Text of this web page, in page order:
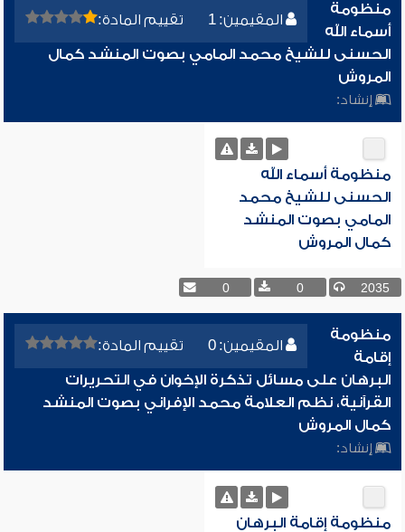
المقيمين: 1 تقييم المادة:
منظومة
أسماء الله
الحسنى للشيخ محمد المامي بصوت المنشد كمال
المروش
إنشاد:
منظومة أسماء الله
الحسنى للشيخ محمد
المامي بصوت المنشد
كمال المروش
2035
0
0
المقيمين: 0 تقييم المادة:
منظومة
إقامة
البرهان على مسائل تذكرة الإخوان في التحريرات
القرآنية، نظم العلامة محمد الإفراني بصوت المنشد
كمال المروش
إنشاد:
منظومة إقامة البرهان